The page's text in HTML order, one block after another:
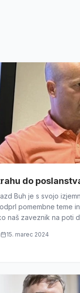
do
Buh je s svojo
pomembne teme
naš zaveznik na poti
15. marec 2024